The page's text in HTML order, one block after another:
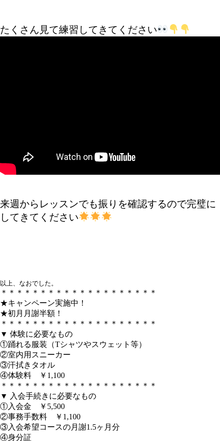
たくさん見て練習してきてください
来週からレッスンでも振りを確認するので完璧に
してきてください
以上、なおでした。
＊＊＊＊＊＊＊＊＊＊＊＊＊＊＊＊＊＊＊＊
★キャンペーン実施中！
★初月月謝半額！
＊＊＊＊＊＊＊＊＊＊＊＊＊＊＊＊＊＊＊＊
▼ 体験に必要なもの
①踊れる服装（Tシャツやスウェット等）
②室内用スニーカー
③汗拭きタオル
④体験料 ￥1,100
＊＊＊＊＊＊＊＊＊＊＊＊＊＊＊＊＊＊＊＊
▼ 入会手続きに必要なもの
①入会金 ￥5,500
②事務手数料 ￥1,100
③入会希望コースの月謝1.5ヶ月分
④身分証